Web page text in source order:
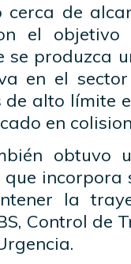
de
el
se produzca
en el
alto límite
en
obtuvo
incorpora
la
Control de